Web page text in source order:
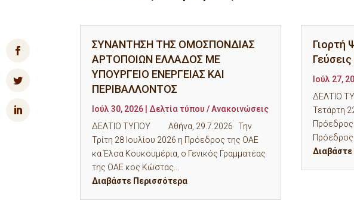
ΣΥΝΑΝΤΗΣΗ ΤΗΣ ΟΜΟΣΠΟΝΔΙΑΣ
ΑΡΤΟΠΟΙΩΝ ΕΛΛΑΔΟΣ ΜΕ
ΥΠΟΥΡΓΕΙΟ ΕΝΕΡΓΕΙΑΣ ΚΑΙ
ΠΕΡΙΒΑΛΛΟΝΤΟΣ
Ιούλ 30, 2026
Δελτία τύπου / Ανακοινώσεις
ΔΕΛΤΙΟ ΤΥΠΟΥ Αθήνα, 29.7.2026 Την
Τρίτη 28 Ιουλίου 2026 η Πρόεδρος της ΟΑΕ
κα Έλσα Κουκουμέρια, ο Γενικός Γραμματέας
της ΟΑΕ κος Κώστας...
Διαβάστε Περισσότερα
Γιορτή
Ιούλ 27,
ΔΕΛΤΙΟ
Τετάρτη
Πρόεδρος